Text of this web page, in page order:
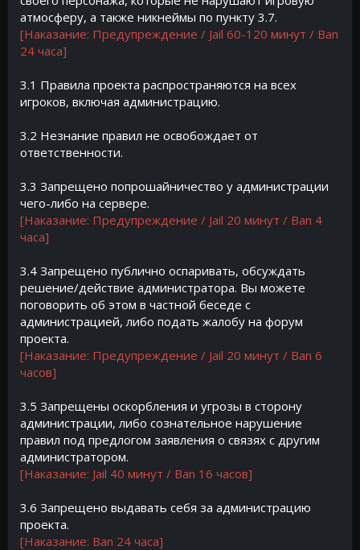
атмосферу, а также никнеймы по пункту 3.7.
[Наказание: Предупреждение / Jail 60-120 минут / Ban
24 часа]
3.1 Правила проекта распространяются на всех
игроков, включая администрацию.
3.2 Незнание правил не освобождает от
ответственности.
3.3 Запрещено попрошайничество у администрации
чего-либо на сервере.
[Наказание: Предупреждение / Jail 20 минут / Ban 4
часа]
3.4 Запрещено публично оспаривать, обсуждать
решение/действие администратора. Вы можете
поговорить об этом в частной беседе с
администрацией, либо подать жалобу на форум
проекта.
[Наказание: Предупреждение / Jail 20 минут / Ban 6
часов]
3.5 Запрещены оскорбления и угрозы в сторону
администрации, либо сознательное нарушение
правил под предлогом заявления о связях с другим
администратором.
[Наказание: Jail 40 минут / Ban 16 часов]
3.6 Запрещено выдавать себя за администрацию
проекта.
[Наказание: Ban 24 часа]